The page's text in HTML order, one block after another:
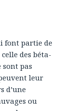
font partie de
des béta-
pas
leur
d’une
ou